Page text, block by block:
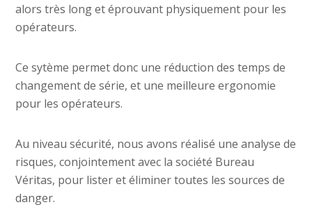
alors très long et éprouvant physiquement pour les
opérateurs.
Ce sytème permet donc une réduction des temps de
changement de série, et une meilleure ergonomie
pour les opérateurs.
Au niveau sécurité, nous avons réalisé une analyse de
risques, conjointement avec la société Bureau
Véritas, pour lister et éliminer toutes les sources de
danger.